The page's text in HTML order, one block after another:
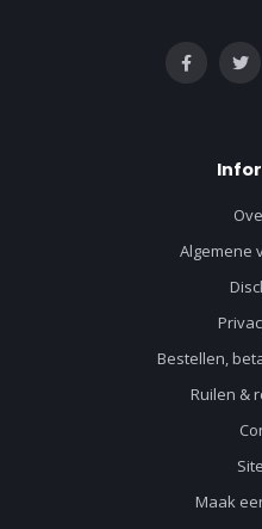
Algemene
Bestellen,
Ruilen &
Maak